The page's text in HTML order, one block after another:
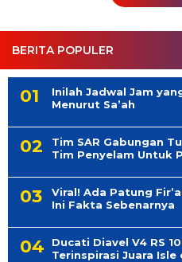
BERITA POPULER
Inilah Jadwal Jam
Menurut Sa’ah
Tim SAR Gabungan
Tim Penyelam Untuk
Viral! Ada Patung
Ini Fakta Sebenarnya
Ducati Diavel V4 RS
Terinspirasi Juara Isle